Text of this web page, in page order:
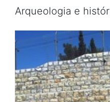
Arqueologia e